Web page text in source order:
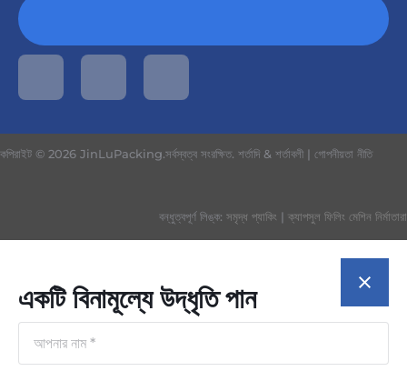
কপিরাইট © 2026 JinLuPacking.সর্বস্বত্ব সংরক্ষিত. শর্তাদি & শর্তাবলী | গোপনীয়তা নীতি
বন্ধুত্বপূর্ণ লিঙ্ক: সমৃদ্ধ প্যাকিং | ক্যাপসুল ফিলিং মেশিন নির্মাতারা
একটি বিনামূল্যে উদ্ধৃতি পান